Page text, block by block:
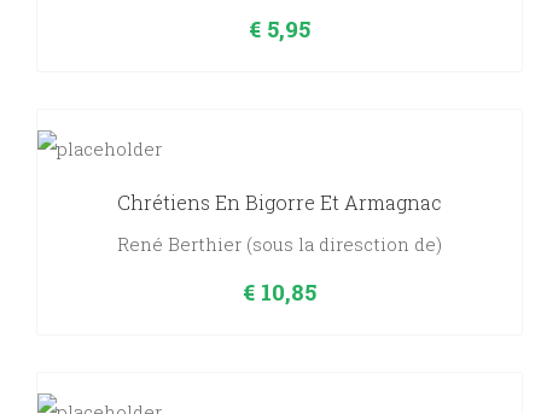
€ 5,95
Chrétiens En Bigorre Et Armagnac
René Berthier (sous la diresction de)
€ 10,85